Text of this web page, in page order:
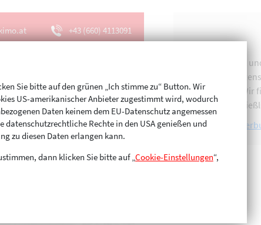
+43 (660) 4113091
Menu
Vereinsarbeit
uns eine
zeitintensiv. Wir
Sie bitte auf den grünen „Ich stimme zu“ Button. Wir
US-amerikanischer Anbieter zugestimmt wird, wodurch
Daten keinem dem EU-Datenschutz angemessen
Rechte in den USA genießen und
zu diesen Daten erlangen kann.
dann klicken Sie bitte auf „Cookie-Einstellungen“,